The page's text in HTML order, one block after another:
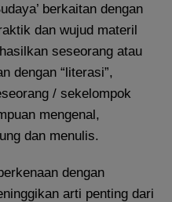
berkaitan dengan
dan wujud materil
seseorang atau
dengan “literasi”,
/ sekelompok
mengenal,
dan menulis.
dengan
arti penting dari